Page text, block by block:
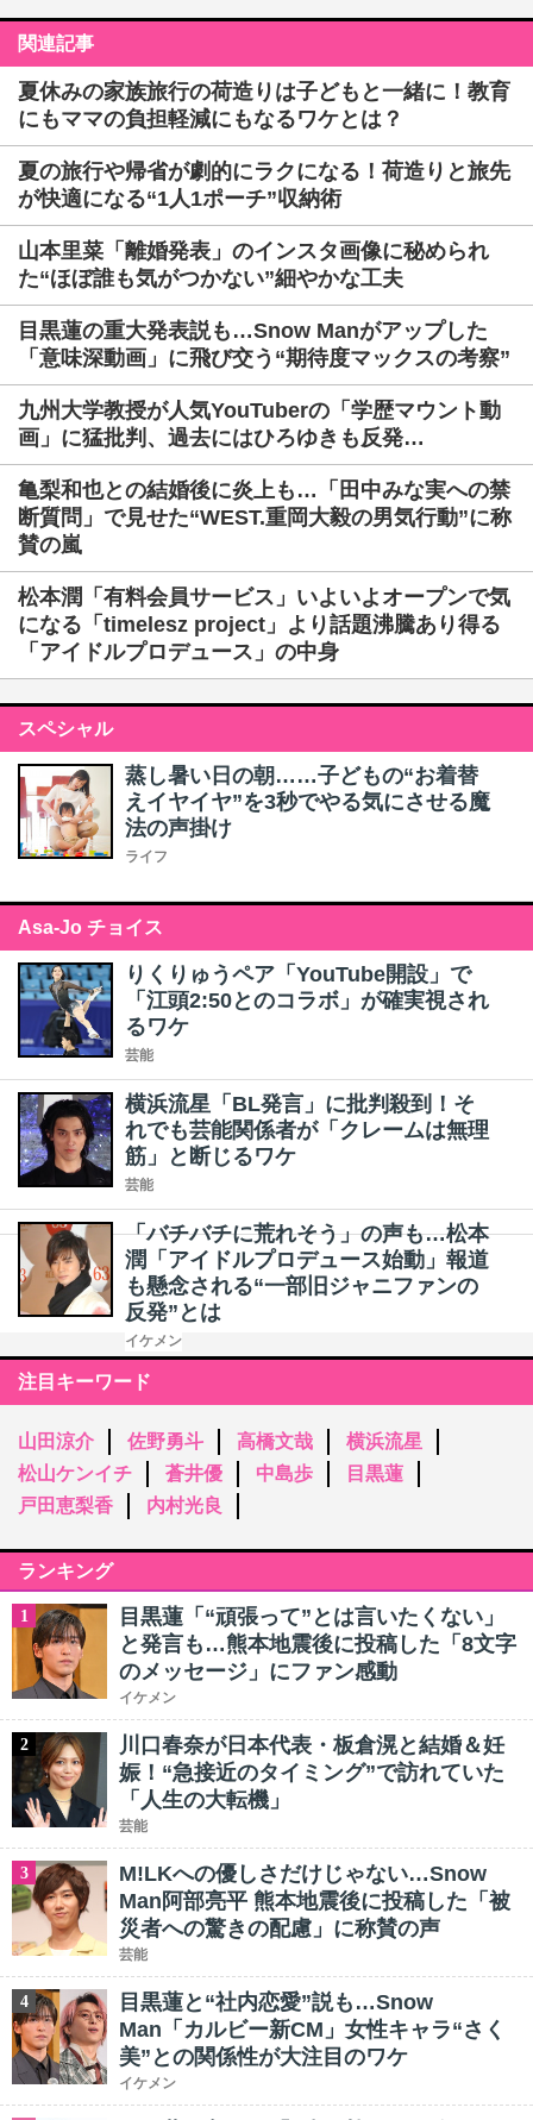
関連記事
夏休みの家族旅行の荷造りは子どもと一緒に！教育
にもママの負担軽減にもなるワケとは？
夏の旅行や帰省が劇的にラクになる！荷造りと旅先
が快適になる“1人1ポーチ”収納術
山本里菜「離婚発表」のインスタ画像に秘められ
た“ほぼ誰も気がつかない”細やかな工夫
目黒蓮の重大発表説も…Snow Manがアップした
「意味深動画」に飛び交う“期待度マックスの考察”
九州大学教授が人気YouTuberの「学歴マウント動
画」に猛批判、過去にはひろゆきも反発…
亀梨和也との結婚後に炎上も…「田中みな実への禁
断質問」で見せた“WEST.重岡大毅の男気行動”に称
賛の嵐
松本潤「有料会員サービス」いよいよオープンで気
になる「timelesz project」より話題沸騰あり得る
「アイドルプロデュース」の中身
スペシャル
蒸し暑い日の朝……子どもの“お着替
えイヤイヤ”を3秒でやる気にさせる魔
法の声掛け
ライフ
Asa-Jo チョイス
りくりゅうペア「YouTube開設」で
「江頭2:50とのコラボ」が確実視され
るワケ
芸能
横浜流星「BL発言」に批判殺到！そ
れでも芸能関係者が「クレームは無理
筋」と断じるワケ
芸能
「バチバチに荒れそう」の声も…松本
潤「アイドルプロデュース始動」報道
も懸念される“一部旧ジャニファンの
反発”とは
イケメン
注目キーワード
山田涼介 佐野勇斗 高橋文哉
横浜流星
松山ケンイチ
蒼井優 中島歩
目黒蓮
戸田恵梨香
内村光良
ランキング
1
目黒蓮「“頑張って”とは言いたくない」
と発言も…熊本地震後に投稿した「8文字
のメッセージ」にファン感動
イケメン
2
川口春奈が日本代表・板倉滉と結婚＆妊
娠！“急接近のタイミング”で訪れていた
「人生の大転機」
芸能
3
M!LKへの優しさだけじゃない…Snow
Man阿部亮平 熊本地震後に投稿した「被
災者への驚きの配慮」に称賛の声
芸能
4
目黒蓮と“社内恋愛”説も…Snow
Man「カルビー新CM」女性キャラ“さく
美”との関係性が大注目のワケ
イケメン